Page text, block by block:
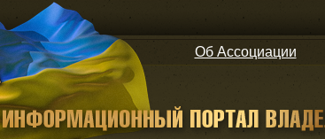
Об Ассоциации